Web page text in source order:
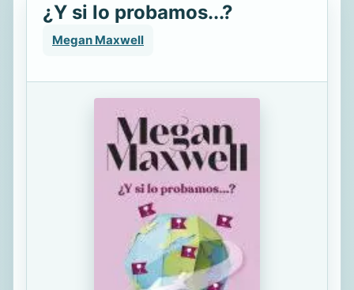
¿Y si lo probamos...?
Megan Maxwell